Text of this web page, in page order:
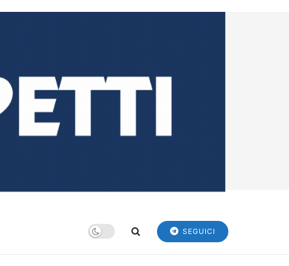
SEGUICI